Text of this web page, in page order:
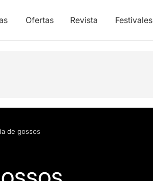
Ofertas Revista Festivales
de gossos